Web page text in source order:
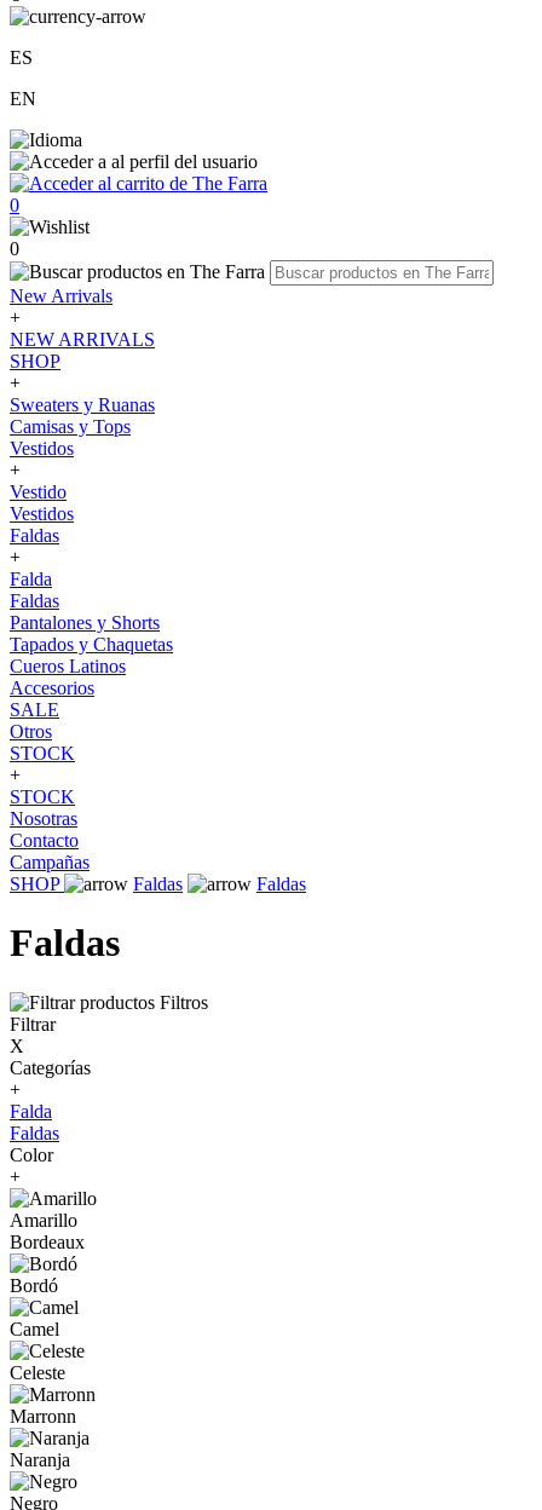
ES
EN
0
0
New Arrivals
+
NEW ARRIVALS
SHOP
+
Sweaters y Ruanas
Camisas y Tops
Vestidos
+
Vestido
Vestidos
Faldas
+
Falda
Faldas
Pantalones y Shorts
Tapados y Chaquetas
Cueros Latinos
Accesorios
SALE
Otros
STOCK
+
STOCK
Nosotras
Contacto
Campañas
SHOP
Faldas Faldas
Faldas
Filtros
Filtrar
X
Categorías
+
Falda
Faldas
Color
+
Amarillo
Bordeaux
Bordó
Camel
Celeste
Marronn
Naranja
Negro